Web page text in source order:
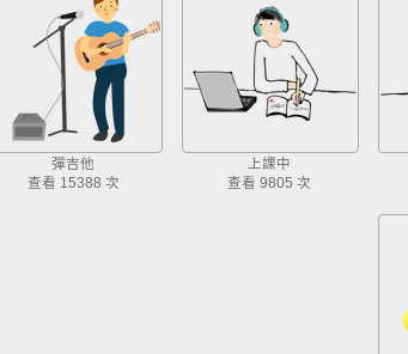
彈吉他
查看 15388 次
上課中
查看 9805 次